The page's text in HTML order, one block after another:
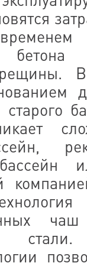
бетона
старого
стали.